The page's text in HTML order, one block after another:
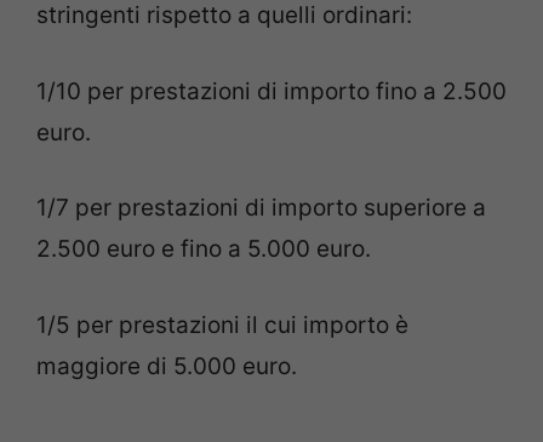
stringenti rispetto a quelli ordinari:
1/10 per prestazioni di importo fino a 2.500
euro.
1/7 per prestazioni di importo superiore a
2.500 euro e fino a 5.000 euro.
1/5 per prestazioni il cui importo è
maggiore di 5.000 euro.